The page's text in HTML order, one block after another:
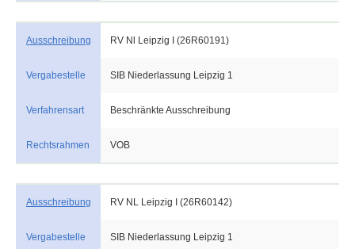
Ausschreibung RV Nl Leipzig I (26R60191)
Vergabestelle SIB Niederlassung Leipzig 1
Verfahrensart Beschränkte Ausschreibung
Rechtsrahmen VOB
Ausschreibung RV NL Leipzig I (26R60142)
Vergabestelle SIB Niederlassung Leipzig 1